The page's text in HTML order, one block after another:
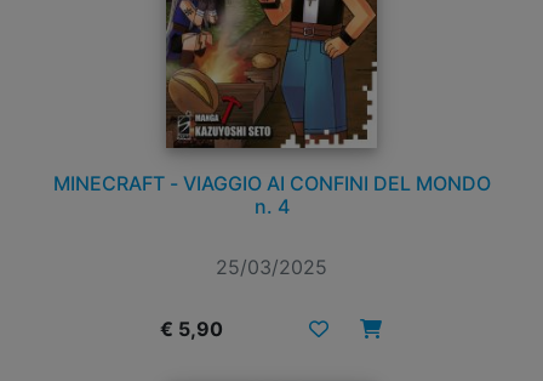
MINECRAFT - VIAGGIO AI CONFINI DEL MONDO
n. 4
25/03/2025
€ 5,90